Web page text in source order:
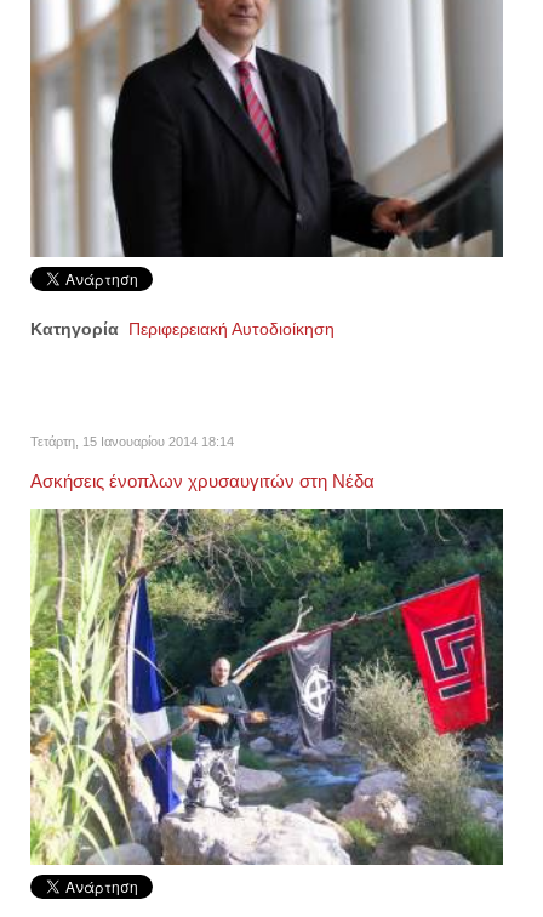
Κατηγορία Περιφερειακή Αυτοδιοίκηση
Τετάρτη, 15 Ιανουαρίου 2014 18:14
Ασκήσεις ένοπλων χρυσαυγιτών στη Νέδα